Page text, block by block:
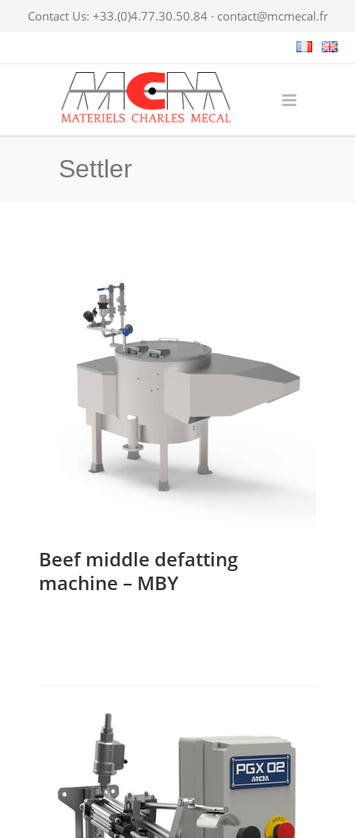
Contact Us: +33.(0)4.77.30.50.84 · contact@mcmecal.fr
Settler
Beef middle defatting
machine – MBY